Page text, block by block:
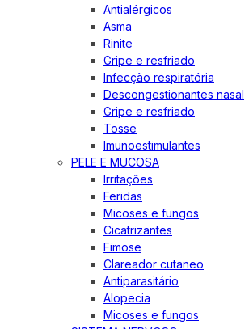
Antialérgicos
Asma
Rinite
Gripe e resfriado
Infecção respiratória
Descongestionantes nasal
Gripe e resfriado
Tosse
Imunoestimulantes
PELE E MUCOSA
Irritações
Feridas
Micoses e fungos
Cicatrizantes
Fimose
Clareador cutaneo
Antiparasitário
Alopecia
Micoses e fungos